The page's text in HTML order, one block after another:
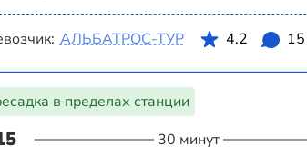
АЛЬБАТРОС-ТУР 4.2 15
в пределах станции
30 минут